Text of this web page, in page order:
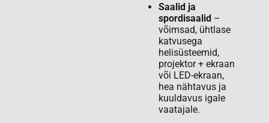
Saalid ja
spordisaalid –
võimsad, ühtlase
katvusega
helisüsteemid,
projektor + ekraan
või LED-ekraan,
hea nähtavus ja
kuuldavus igale
vaatajale.